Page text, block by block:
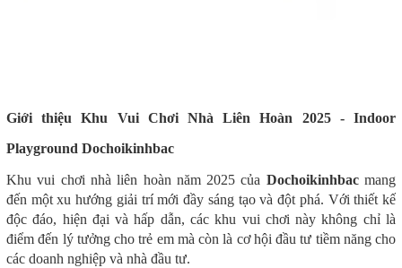
Giới thiệu Khu Vui Chơi Nhà Liên Hoàn 2025 - Indoor
Playground Dochoikinhbac
Khu vui chơi nhà liên hoàn năm 2025 của Dochoikinhbacmang
đến một xu hướng giải trí mới đầy sáng tạo và đột phá. Với thiết kế
độc đáo, hiện đại và hấp dẫn, các khu vui chơi này không chỉ là
điểm đến lý tưởng cho trẻ em mà còn là cơ hội đầu tư tiềm năng cho
các doanh nghiệp và nhà đầu tư.